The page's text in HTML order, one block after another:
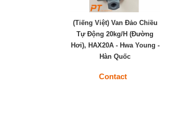
(Tiếng Việt) Van Đảo Chiều
Tự Động 20kg/h (Đường
Hơi), HAX20A - Hwa Young -
Hàn Quốc
Contact